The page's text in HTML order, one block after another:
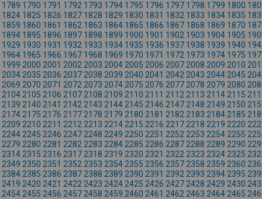
1789 1790 1791 1792 1793 1794 1795 1796 1797 1798 1799 1800
1824 1825 1826 1827 1828 1829 1830 1831 1832 1833 1834 1835
1859 1860 1861 1862 1863 1864 1865 1866 1867 1868 1869 1870
1894 1895 1896 1897 1898 1899 1900 1901 1902 1903 1904 1905
1929 1930 1931 1932 1933 1934 1935 1936 1937 1938 1939 1940
1964 1965 1966 1967 1968 1969 1970 1971 1972 1973 1974 1975
1999 2000 2001 2002 2003 2004 2005 2006 2007 2008 2009 2010
2034 2035 2036 2037 2038 2039 2040 2041 2042 2043 2044 2045
2069 2070 2071 2072 2073 2074 2075 2076 2077 2078 2079 2080
2104 2105 2106 2107 2108 2109 2110 2111 2112 2113 2114 2115
2139 2140 2141 2142 2143 2144 2145 2146 2147 2148 2149 2150
2174 2175 2176 2177 2178 2179 2180 2181 2182 2183 2184 2185
2209 2210 2211 2212 2213 2214 2215 2216 2217 2218 2219 2220
2244 2245 2246 2247 2248 2249 2250 2251 2252 2253 2254 2255
2279 2280 2281 2282 2283 2284 2285 2286 2287 2288 2289 2290
2314 2315 2316 2317 2318 2319 2320 2321 2322 2323 2324 2325
2349 2350 2351 2352 2353 2354 2355 2356 2357 2358 2359 2360
2384 2385 2386 2387 2388 2389 2390 2391 2392 2393 2394 2395
2419 2420 2421 2422 2423 2424 2425 2426 2427 2428 2429 2430
2454 2455 2456 2457 2458 2459 2460 2461 2462 2463 2464 2465